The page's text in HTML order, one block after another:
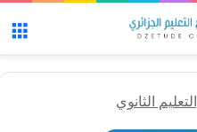
التعليم الثانوي